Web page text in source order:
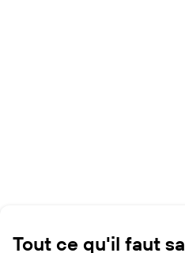
Tout ce qu'il faut